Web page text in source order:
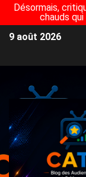
Désormais,
chauds
9 août 2026